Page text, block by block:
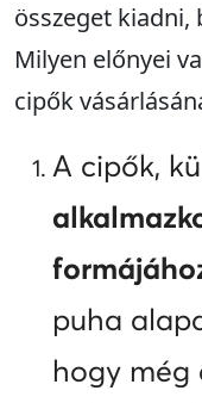
összeget
Milyen előnyei
cipők
A cipők,
puha
hogy még